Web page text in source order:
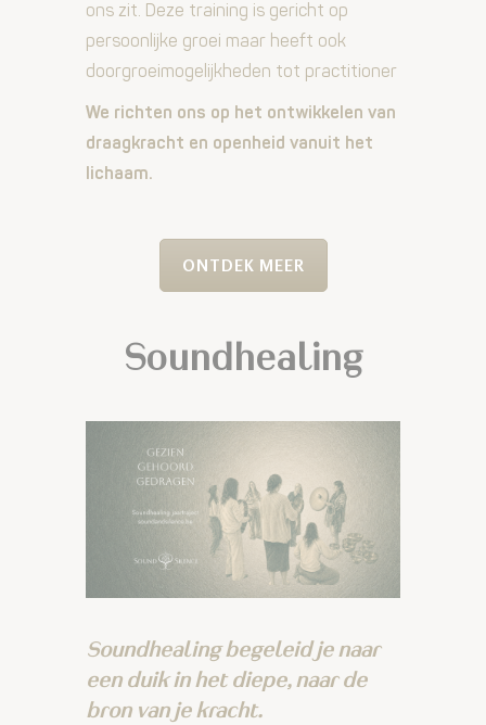
ons zit. Deze training is gericht op
persoonlijke groei maar heeft ook
doorgroeimogelijkheden tot practitioner
We richten ons op het ontwikkelen van
draagkracht en openheid vanuit het
lichaam.
ONTDEK MEER
Soundhealing
Soundhealing begeleid je naar
een duik in het diepe, naar de
bron van je kracht.